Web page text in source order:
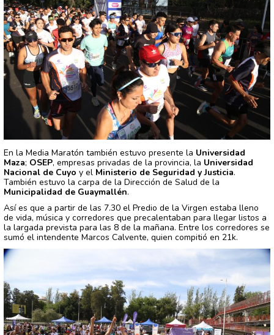
En la Media Maratón también estuvo presente la Universidad
Maza; OSEP, empresas privadas de la provincia, la Universidad
Nacional de Cuyo y el Ministerio de Seguridad y Justicia.
También estuvo la carpa de la Dirección de Salud de la
Municipalidad de Guaymallén.
Así es que a partir de las 7.30 el Predio de la Virgen estaba lleno
de vida, música y corredores que precalentaban para llegar listos a
la largada prevista para las 8 de la mañana. Entre los corredores se
sumó el intendente Marcos Calvente, quien compitió en 21k.